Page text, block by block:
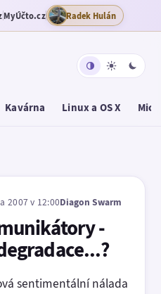
MyÚčto.cz Radek Hulán
Kavárna Linux a OS X
2007 v 12:00Diagon Swarm
-
sentimentální nálada